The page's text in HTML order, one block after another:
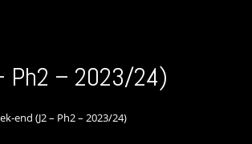
Ph2 – 2023/24)
end (J2 – Ph2 – 2023/24)